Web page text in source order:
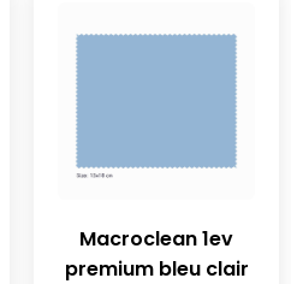
Macroclean 1ev
premium bleu clair